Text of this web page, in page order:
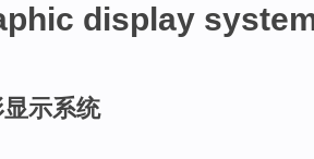
display
显示系统